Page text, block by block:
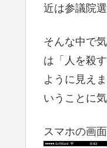
近は参議院
そんな中で
は「人を殺
ように見え
いうことに
スマホの画